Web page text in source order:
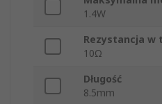
1.4W
Rezystancja w
10Ω
Długość
8.5mm